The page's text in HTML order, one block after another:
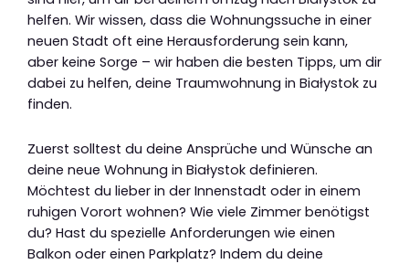
helfen. Wir wissen, dass die Wohnungssuche in einer
neuen Stadt oft eine Herausforderung sein kann,
aber keine Sorge – wir haben die besten Tipps, um dir
dabei zu helfen, deine Traumwohnung in Białystok zu
finden.
Zuerst solltest du deine Ansprüche und Wünsche an
deine neue Wohnung in Białystok definieren.
Möchtest du lieber in der Innenstadt oder in einem
ruhigen Vorort wohnen? Wie viele Zimmer benötigst
du? Hast du spezielle Anforderungen wie einen
Balkon oder einen Parkplatz? Indem du deine